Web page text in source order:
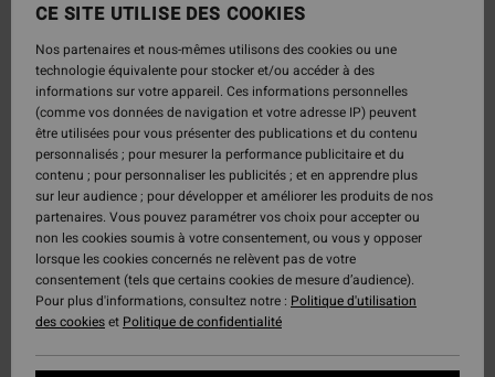
CE SITE UTILISE DES COOKIES
Nos partenaires et nous-mêmes utilisons des cookies ou une
technologie équivalente pour stocker et/ou accéder à des
informations sur votre appareil. Ces informations personnelles
(comme vos données de navigation et votre adresse IP) peuvent
être utilisées pour vous présenter des publications et du contenu
personnalisés ; pour mesurer la performance publicitaire et du
contenu ; pour personnaliser les publicités ; et en apprendre plus
sur leur audience ; pour développer et améliorer les produits de nos
partenaires. Vous pouvez paramétrer vos choix pour accepter ou
non les cookies soumis à votre consentement, ou vous y opposer
lorsque les cookies concernés ne relèvent pas de votre
consentement (tels que certains cookies de mesure d’audience).
Pour plus d'informations, consultez notre : Politique d'utilisation
des cookieset Politique de confidentialité